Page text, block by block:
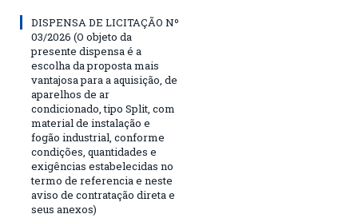
DISPENSA DE LICITAÇÃO Nº
03/2026 (O objeto da
presente dispensa é a
escolha da proposta mais
vantajosa para a aquisição, de
aparelhos de ar
condicionado, tipo Split, com
material de instalação e
fogão industrial, conforme
condições, quantidades e
exigências estabelecidas no
termo de referencia e neste
aviso de contratação direta e
seus anexos)